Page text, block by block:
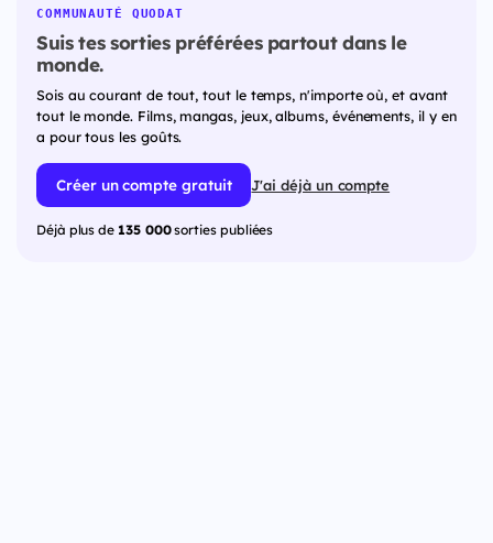
COMMUNAUTÉ QUODAT
Suis tes sorties préférées partout dans le
monde.
Sois au courant de tout, tout le temps, n'importe où, et avant
tout le monde. Films, mangas, jeux, albums, événements, il y en
a pour tous les goûts.
Créer un compte gratuit J'ai déjà un compte
Déjà plus de 135 000sorties publiées